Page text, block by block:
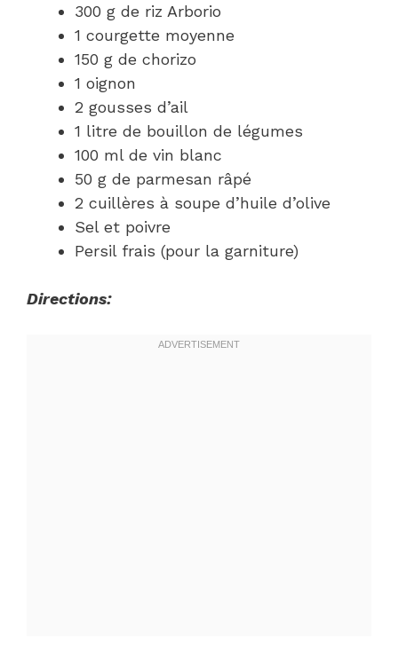
300 g de riz Arborio
1 courgette moyenne
150 g de chorizo
1 oignon
2 gousses d’ail
1 litre de bouillon de légumes
100 ml de vin blanc
50 g de parmesan râpé
2 cuillères à soupe d’huile d’olive
Sel et poivre
Persil frais (pour la garniture)
Directions: